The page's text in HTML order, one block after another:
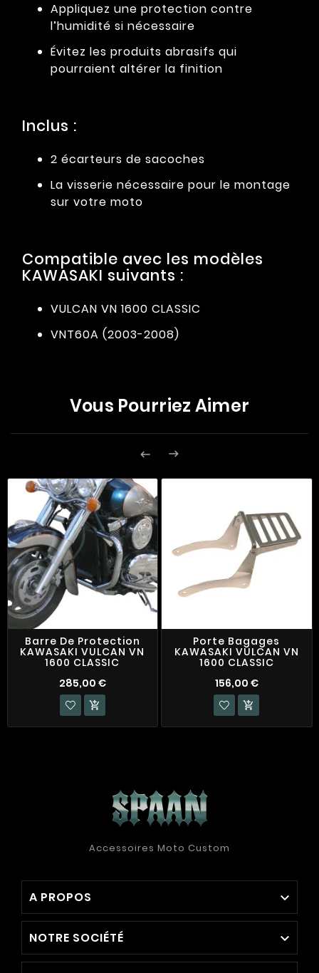
Appliquez une protection contre
l’humidité si nécessaire
Évitez les produits abrasifs qui
pourraient altérer la finition
Inclus :
2 écarteurs de sacoches
La visserie nécessaire pour le montage
sur votre moto
Compatible avec les modèles
KAWASAKI suivants :
VULCAN VN 1600 CLASSIC
VNT60A (2003-2008)
Vous Pourriez Aimer
 
Barre De Protection
KAWASAKI VULCAN VN
1600 CLASSIC
285,00 €

Porte Bagages
KAWASAKI VULCAN VN
1600 CLASSIC
156,00 €

Accessoires Moto Custom
A PROPOS 
NOTRE SOCIÉTÉ 